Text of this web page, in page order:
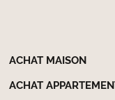
ACHAT MAISON
ACHAT